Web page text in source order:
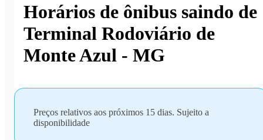
Horários de ônibus saindo de
Terminal Rodoviário de
Monte Azul - MG
Preços relativos aos próximos 15 dias. Sujeito a
disponibilidade